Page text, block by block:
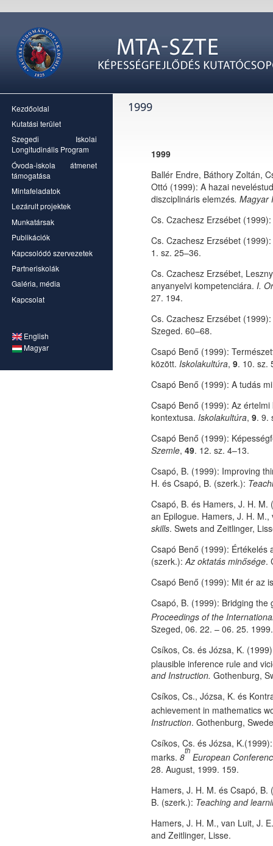
Kezdőoldal
Kutatási terület
Szegedi Iskolai
Longitudinális Program
Óvoda-iskola átmenet
támogatása
Mintafeladatok
Lezárult projektek
Munkatársak
Publikációk
Kapcsolódó szervezetek
Partneriskolák
Galéria, média
Kapcsolat
English
Magyar
1999
1999
Ballér Endre, Báthory Zoltán,
Ottó (1999): A hazai
diszciplináris elemzés. Magyar
Cs. Czachesz Erzsébet
Cs. Czachesz Erzsébet
1. sz. 25–36.
Cs. Czachesz Erzsébet,
anyanyelvi kompetenciára. I.
27. 194.
Cs. Czachesz Erzsébet
Szeged. 60–68.
Csapó Benő (1999):
között. Iskolakultúra, 9. 10. sz.
Csapó Benő (1999): A tudás
Csapó Benő (1999): Az
kontextusa. Iskolakultúra, 9. 9.
Csapó Benő (1999):
Szemle, 49. 12. sz. 4–13.
Csapó, B. (1999): Improving
H. és Csapó, B. (szerk.):
Csapó, B. és Hamers, J. H.
an Epilogue. Hamers, J. H.
skills. Swets and Zeitlinger,
Csapó Benő (1999): Értékelés
(szerk.):Az oktatás minősége.
Csapó Benő (1999): Mit ér az
Csapó, B. (1999): Bridging
Proceedings of the
Szeged, 06. 22. – 06. 25.
Csíkos, Cs. és Józsa, K.
plausible inference rule and
and Instruction. Gothenburg,
Csíkos, Cs., Józsa, K. és
achievement in mathematics
Instruction. Gothenburg,
Csíkos, Cs. és Józsa,
marks. 8
th
European
28. August, 1999. 159.
Hamers, J. H. M. és Csapó,
B. (szerk.): Teaching and
Hamers, J. H. M., van Luit, J.
and Zeitlinger, Lisse.